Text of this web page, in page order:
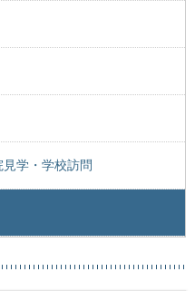
学・学校訪問